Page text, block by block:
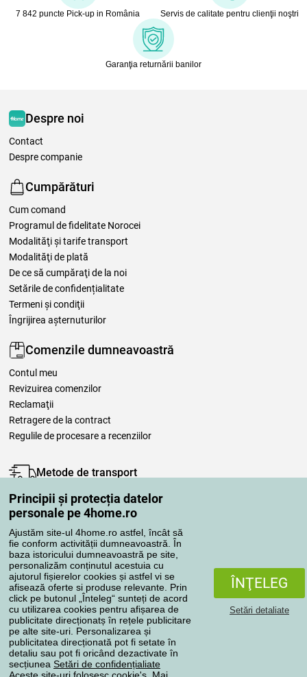
Principii și protecția datelor
personale pe 4home.ro
Ajustăm site-ul 4home.ro astfel, încât să
fie conform activității dumneavoastră. În
baza istoricului dumneavoastră pe site,
personalizăm conținutul acestuia cu
ajutorul fișierelor cookies și astfel vi se
afisează oferte si produse relevante. Prin
click pe butonul „Înteleg“ sunteți de acord
cu utilizarea cookies pentru afișarea de
publicitate direcționatș în rețele publicitare
pe alte site-uri. Personalizarea și
publicitatea direcționată pot fi setate în
detaliu sau pot fi oricând dezactivate în
secțiunea Setări de confidențialiate
ÎNŢELEG
Setări detaliate
7 842 puncte Pick-up in România Servis de calitate pentru clienţii noştri
Garanţia returnării banilor
Despre noi
Contact
Despre companie
Cumpărături
Cum comand
Programul de fidelitate Norocei
Modalităţi şi tarife transport
Modalităţi de plată
De ce să cumpăraţi de la noi
Setările de confidențialitate
Termeni şi condiţii
Îngrijirea așternuturilor
Comenzile dumneavoastră
Contul meu
Revizuirea comenzilor
Reclamaţii
Retragere de la contract
Regulile de procesare a recenziilor
Metode de transport
Metode de plată
Magazin de încredere
Protecţia datelor cu caracter personal